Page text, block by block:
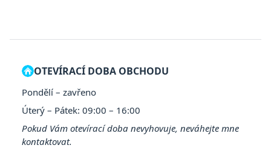
OTEVÍRACÍ DOBA OBCHODU
Pondělí – zavřeno
Úterý – Pátek: 09:00 – 16:00
Pokud Vám otevírací doba nevyhovuje, neváhejte mne
kontaktovat.